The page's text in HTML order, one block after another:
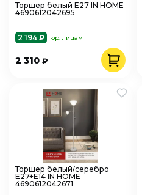
Торшер белый Е27 IN HOME
4690612042695
2 194 ₽ юр. лицам
2 310 ₽
Торшер белый/серебро
Е27+Е14 IN HOME
4690612042671